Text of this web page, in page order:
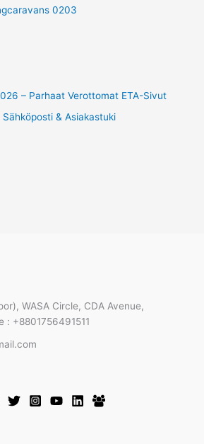
0203
– Parhaat Verottomat ETA-Sivut
& Asiakastuki
WASA Circle, CDA Avenue,
+8801756491511